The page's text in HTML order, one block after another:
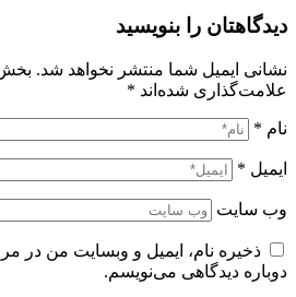
دیدگاهتان را بنویسید
نشانی ایمیل شما منتشر نخواهد شد.
علامت‌گذاری شده‌اند *
نام *
ایمیل *
وب‌ سایت
ذخیره نام، ایمیل و وبسایت من در
دوباره دیدگاهی می‌نویسم.